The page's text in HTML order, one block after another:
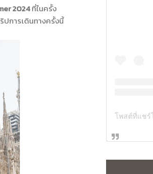
2024ที่ในครั้ง
ปการเดินทางครั้งนี้